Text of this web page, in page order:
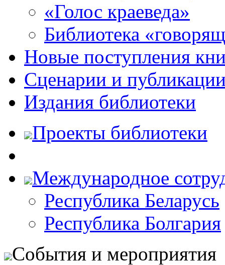
«Голос краеведа»
Библиотека
Новые поступления
Сценарии и
Издания библиотеки
Проекты библиотеки
Международное
Республика Беларусь
Республика Болгария
События и мероприятия